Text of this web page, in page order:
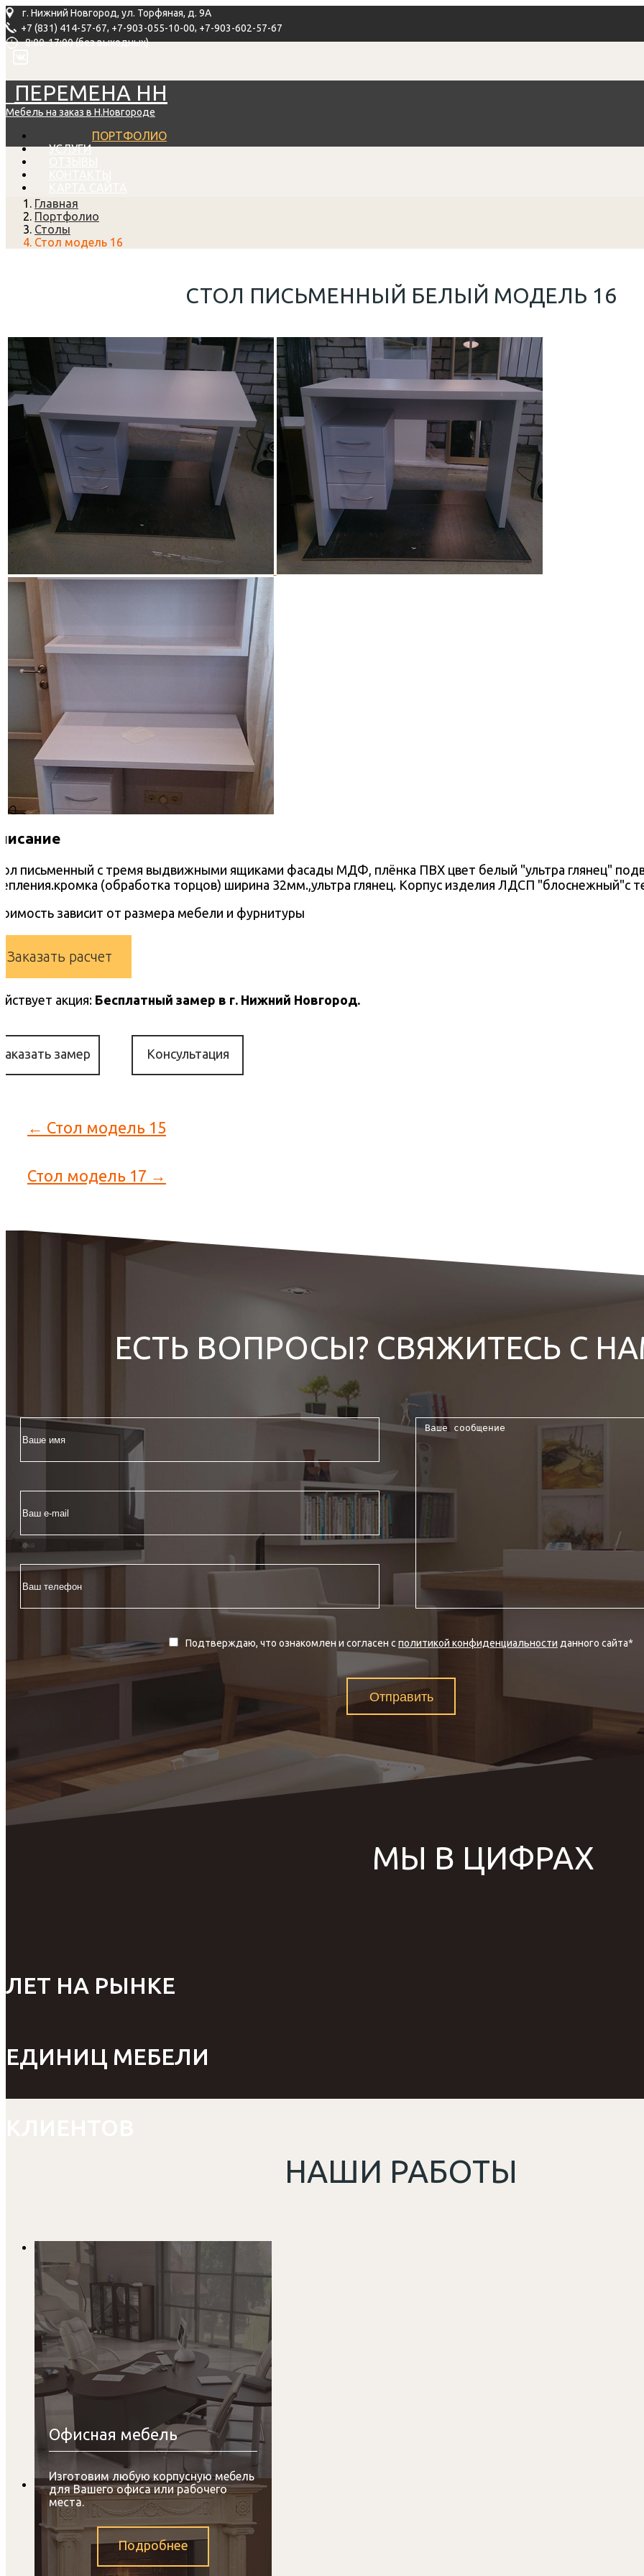
г. Нижний Новгород, ул. Торфяная, д. 9А
+7 (831) 414-57-67, +7-903-055-10-00, +7-903-602-57-67
8:00-17:00 (без выходных)
ПЕРЕМЕНА НН
Мебель на заказ в Н.Новгороде
ПОРТФОЛИО
УСЛУГИ
Главная
Портфолио
Столы
Стол модель 16
СТОЛ ПИСЬМЕННЫЙ БЕЛЫЙ МОДЕЛЬ 16
письменный с тремя выдвижными ящиками фасады МДФ, плёнка ПВХ цвет белый "ультра глянец"
(обработка торцов) ширина 32мм.,ультра глянец. Корпус изделия ЛДСП "блоснежный"с
зависит от размера мебели и фурнитуры
Заказать расчет
акция: Бесплатный замер в г. Нижний Новгород.
замер Консультация
← Стол модель 15
Стол модель 17 →
ЕСТЬ ВОПРОСЫ? СВЯЖИТЕСЬ С
Подтверждаю, что ознакомлен и согласен с политикой конфиденциальности данного сайта*
Отправить
МЫ В ЦИФРАХ
ЛЕТ НА РЫНКЕ
ЕДИНИЦ МЕБЕЛИ
НАШИ РАБОТЫ
Офисная мебель
Изготовим любую корпусную мебель
для Вашего офиса или рабочего
места.
Подробнее